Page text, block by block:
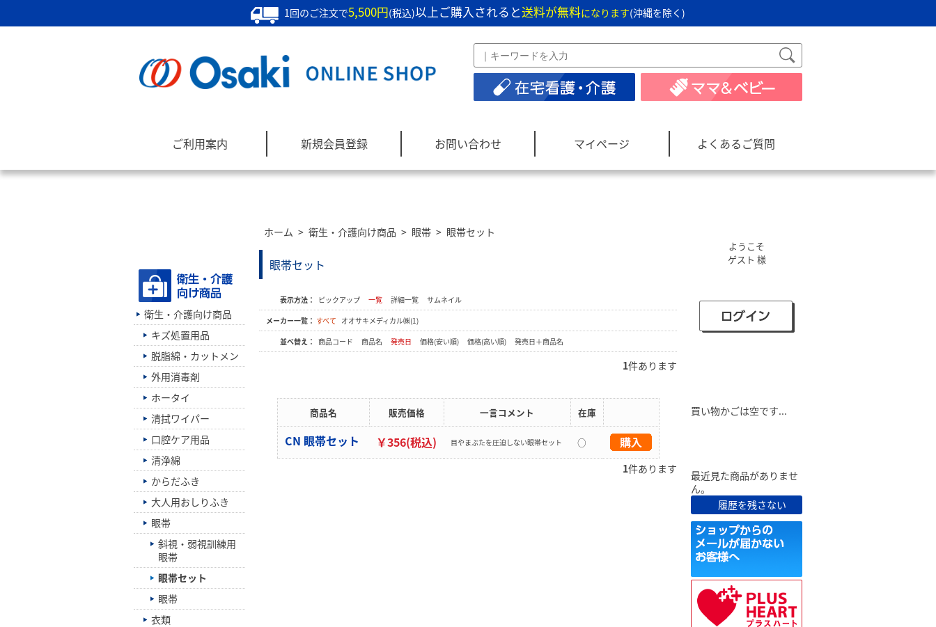
1回のご注文で5,500円(税込)以上ご購入されると送料が無料になります(沖縄を除く)
ご利用案内 新規会員登録 お問い合わせ マイページ よくあるご質問
ホーム > 衛生・介護向け商品 > 眼帯 > 眼帯セット
眼帯セット
表示方法： ピックアップ 一覧 詳細一覧
サムネイル
メーカー一覧： すべて オオサキメディカル㈱(1)
並べ替え： 商品コード 商品名 発売日 価格(安い順) 価格(高い順) 発売日＋商品名
1件あります
商品名 販売価格 一言コメント 在庫
CN 眼帯セット ￥356(税込) 目やまぶたを圧迫しない眼帯セット ○
1件あります
衛生・介護向け商品
キズ処置用品
脱脂綿・カットメン
外用消毒剤
ホータイ
清拭ワイパー
口腔ケア用品
清浄綿
からだふき
大人用おしりふき
眼帯
斜視・弱視訓練用
眼帯
眼帯セット
眼帯
衣類
ようこそ
ゲスト 様
買い物かごは空です...
最近見た商品がありませ
ん。
履歴を残さない